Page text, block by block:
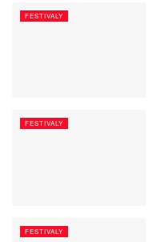
FESTIVALY
FESTIVALY
FESTIVALY